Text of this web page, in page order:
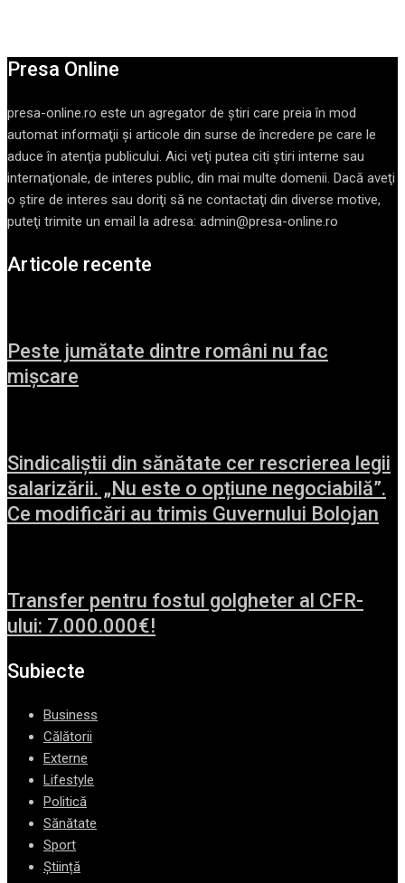
Presa Online
presa-online.ro este un agregator de ştiri care preia în mod
automat informaţii şi articole din surse de încredere pe care le
aduce în atenţia publicului. Aici veţi putea citi ştiri interne sau
internaţionale, de interes public, din mai multe domenii. Dacă aveţi
o ştire de interes sau doriţi să ne contactaţi din diverse motive,
puteţi trimite un email la adresa: admin@presa-online.ro
Articole recente
Peste jumătate dintre români nu fac
mișcare
Sindicaliștii din sănătate cer rescrierea legii
salarizării. „Nu este o opțiune negociabilă”.
Ce modificări au trimis Guvernului Bolojan
Transfer pentru fostul golgheter al CFR-
ului: 7.000.000€!
Subiecte
Business
Călătorii
Externe
Lifestyle
Politică
Sănătate
Sport
Știință